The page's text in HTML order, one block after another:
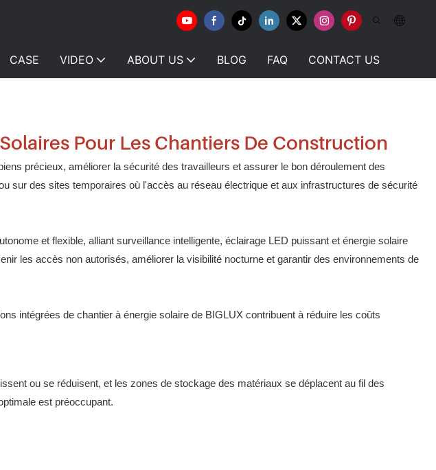
CASE VIDEO ABOUT US BLOG FAQ CONTACT US
Pour Les Chantiers De Construction
précieux, améliorer la sécurité des travailleurs et assurer le bon déroulement des
sur des sites temporaires où l'accès au réseau électrique et aux infrastructures de sécurité
et flexible, alliant surveillance intelligente, éclairage LED puissant et énergie solaire
les accès non autorisés, améliorer la visibilité nocturne et garantir des environnements de
intégrées de chantier à énergie solaire de BIGLUX contribuent à réduire les coûts
ou se réduisent, et les zones de stockage des matériaux se déplacent au fil des
est préoccupant.